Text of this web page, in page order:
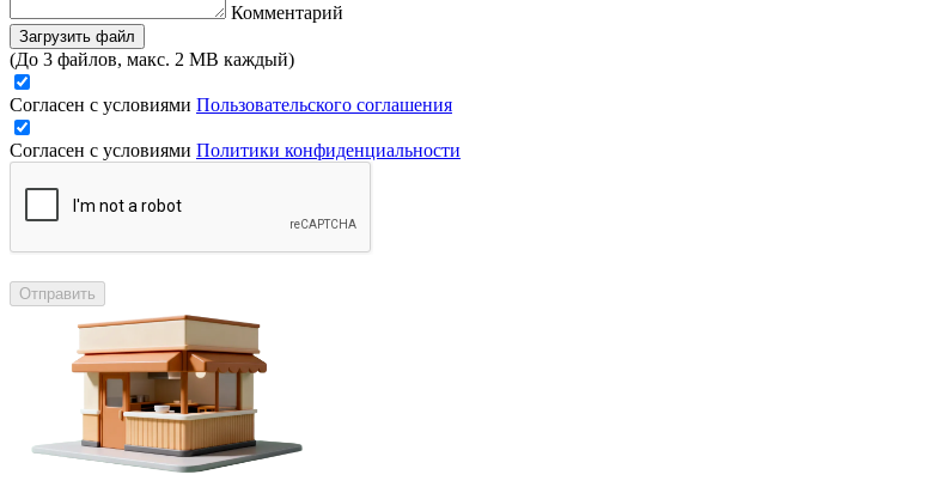
Комментарий
Загрузить файл
(До 3 файлов, макс. 2 MB каждый)
Согласен с условиями Пользовательского соглашения
Согласен с условиями Политики конфиденциальности
Отправить